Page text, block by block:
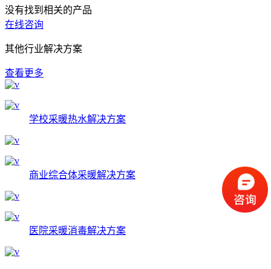
没有找到相关的产品
在线咨询
其他行业解决方案
查看更多
学校采暖热水解决方案
商业综合体采暖解决方案
医院采暖消毒解决方案